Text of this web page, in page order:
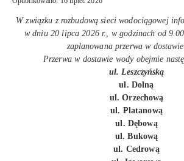
W związku z rozbudową sieci wodociągowej
w dniu 20 lipca 2026 r., w godzinach od
zaplanowana przerwa w
Przerwa w dostawie wody obejmie
ul. Leszczyńską
ul. Dolną
ul. Orzechową
ul. Platanową
ul. Dębową
ul. Bukową
ul. Cedrową